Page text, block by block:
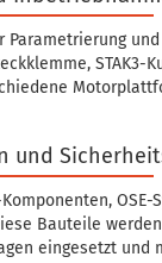
Parametrierung
STAK3-
und
Bauteile
eingesetzt und